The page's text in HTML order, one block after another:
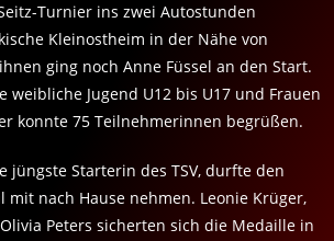
Turnier ins zwei Autostunden
Kleinostheim in der Nähe von
ging noch Anne Füssel an den Start.
weibliche Jugend U12 bis U17 und Frauen
konnte 75 Teilnehmerinnen begrüßen.
jüngste Starterin des TSV, durfte den
mit nach Hause nehmen. Leonie Krüger,
Peters sicherten sich die Medaille in